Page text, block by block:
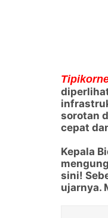
sorotan
cepat
Kepala
sini!
ujarnya.